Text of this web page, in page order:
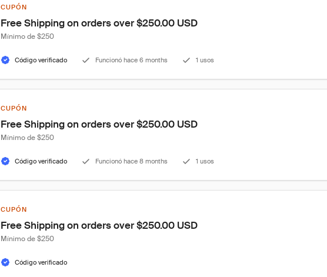
CUPÓN
Free Shipping on orders over $250.00 USD
Mínimo de $250
Código verificado Funcionó hace 6 months 1 usos
CUPÓN
Free Shipping on orders over $250.00 USD
Mínimo de $250
Código verificado Funcionó hace 8 months 1 usos
CUPÓN
Free Shipping on orders over $250.00 USD
Mínimo de $250
Código verificado